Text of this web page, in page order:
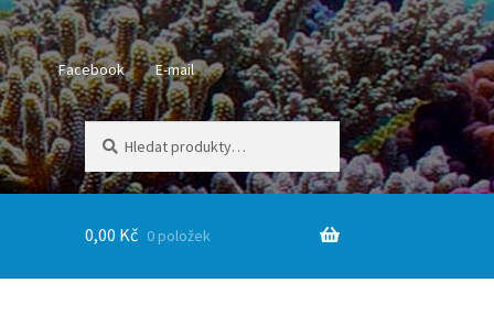
Facebook E-mail
Hledat:
Hledat
0,00 Kč 0 položek